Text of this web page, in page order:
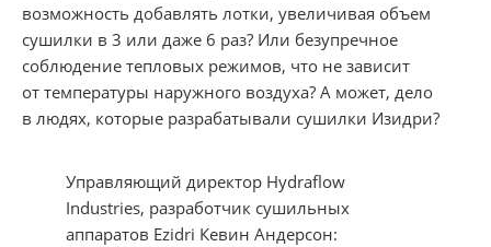
возможность добавлять лотки, увеличивая объем
сушилки в 3 или даже 6 раз? Или безупречное
соблюдение тепловых режимов, что не зависит
от температуры наружного воздуха? А может, дело
в людях, которые разрабатывали сушилки Изидри?
Управляющий директор Hydraflow
Industries, разработчик сушильных
аппаратов Ezidri Кевин Андерсон: